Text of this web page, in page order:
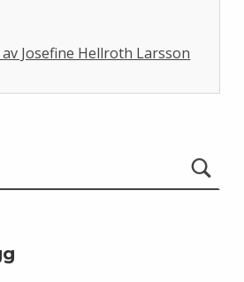
Josefine Hellroth Larsson